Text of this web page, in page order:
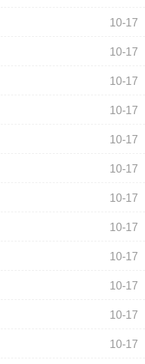
10-17
10-17
10-17
10-17
10-17
10-17
10-17
10-17
10-17
10-17
10-17
10-17